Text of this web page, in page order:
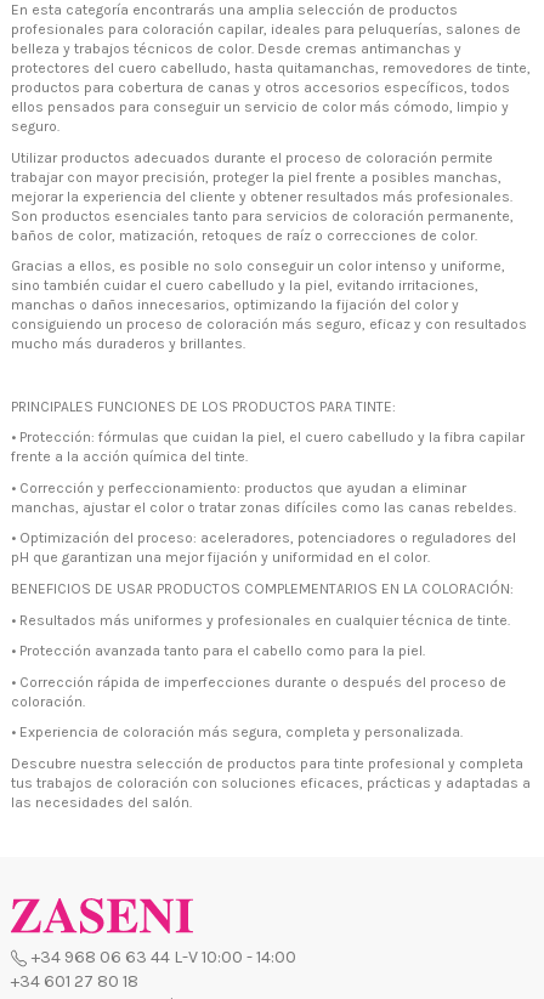
En esta categoría encontrarás una amplia selección de productos
profesionales para coloración capilar, ideales para peluquerías, salones de
belleza y trabajos técnicos de color. Desde cremas antimanchas y
protectores del cuero cabelludo, hasta quitamanchas, removedores de tinte,
productos para cobertura de canas y otros accesorios específicos, todos
ellos pensados para conseguir un servicio de color más cómodo, limpio y
seguro.
Utilizar productos adecuados durante el proceso de coloración permite
trabajar con mayor precisión, proteger la piel frente a posibles manchas,
mejorar la experiencia del cliente y obtener resultados más profesionales.
Son productos esenciales tanto para servicios de coloración permanente,
baños de color, matización, retoques de raíz o correcciones de color.
Gracias a ellos, es posible no solo conseguir un color intenso y uniforme,
sino también cuidar el cuero cabelludo y la piel, evitando irritaciones,
manchas o daños innecesarios, optimizando la fijación del color y
consiguiendo un proceso de coloración más seguro, eficaz y con resultados
mucho más duraderos y brillantes.
PRINCIPALES FUNCIONES DE LOS PRODUCTOS PARA TINTE:
• Protección: fórmulas que cuidan la piel, el cuero cabelludo y la fibra capilar
frente a la acción química del tinte.
• Corrección y perfeccionamiento: productos que ayudan a eliminar
manchas, ajustar el color o tratar zonas difíciles como las canas rebeldes.
• Optimización del proceso: aceleradores, potenciadores o reguladores del
pH que garantizan una mejor fijación y uniformidad en el color.
BENEFICIOS DE USAR PRODUCTOS COMPLEMENTARIOS EN LA COLORACIÓN:
• Resultados más uniformes y profesionales en cualquier técnica de tinte.
• Protección avanzada tanto para el cabello como para la piel.
• Corrección rápida de imperfecciones durante o después del proceso de
coloración.
• Experiencia de coloración más segura, completa y personalizada.
Descubre nuestra selección de productos para tinte profesional y completa
tus trabajos de coloración con soluciones eficaces, prácticas y adaptadas a
las necesidades del salón.